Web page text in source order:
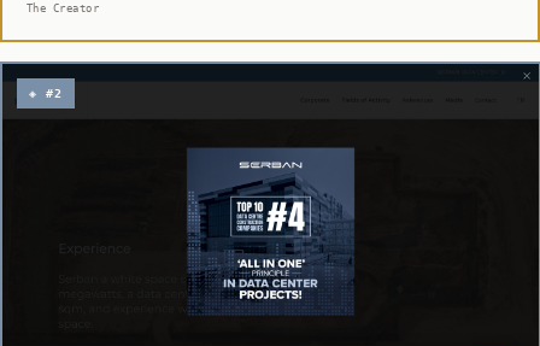
The Creator
◈ #2